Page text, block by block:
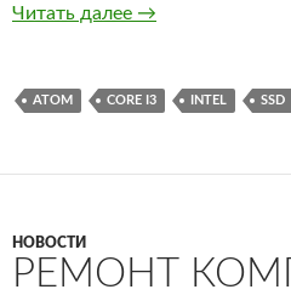
Читать далее IdeaCentre
→
ATOM CORE I3 INTEL SSD
НОВОСТИ
РЕМОНТ